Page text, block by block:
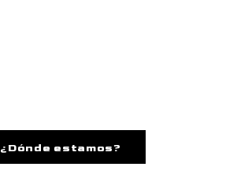
¿Dónde estamos?